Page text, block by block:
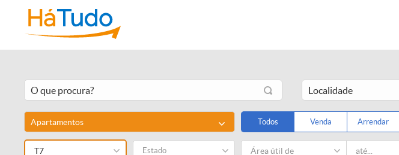
Apartamentos Todos Venda Arrendar
T7 Estado